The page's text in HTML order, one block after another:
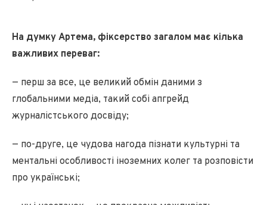
На думку Артема, фіксерство загалом має кілька
важливих переваг:
— перш за все, це великий обмін даними з
глобальними медіа, такий собі апгрейд
журналістського досвіду;
— по-друге, це чудова нагода пізнати культурні та
ментальні особливості іноземних колег та розповісти
про українські;